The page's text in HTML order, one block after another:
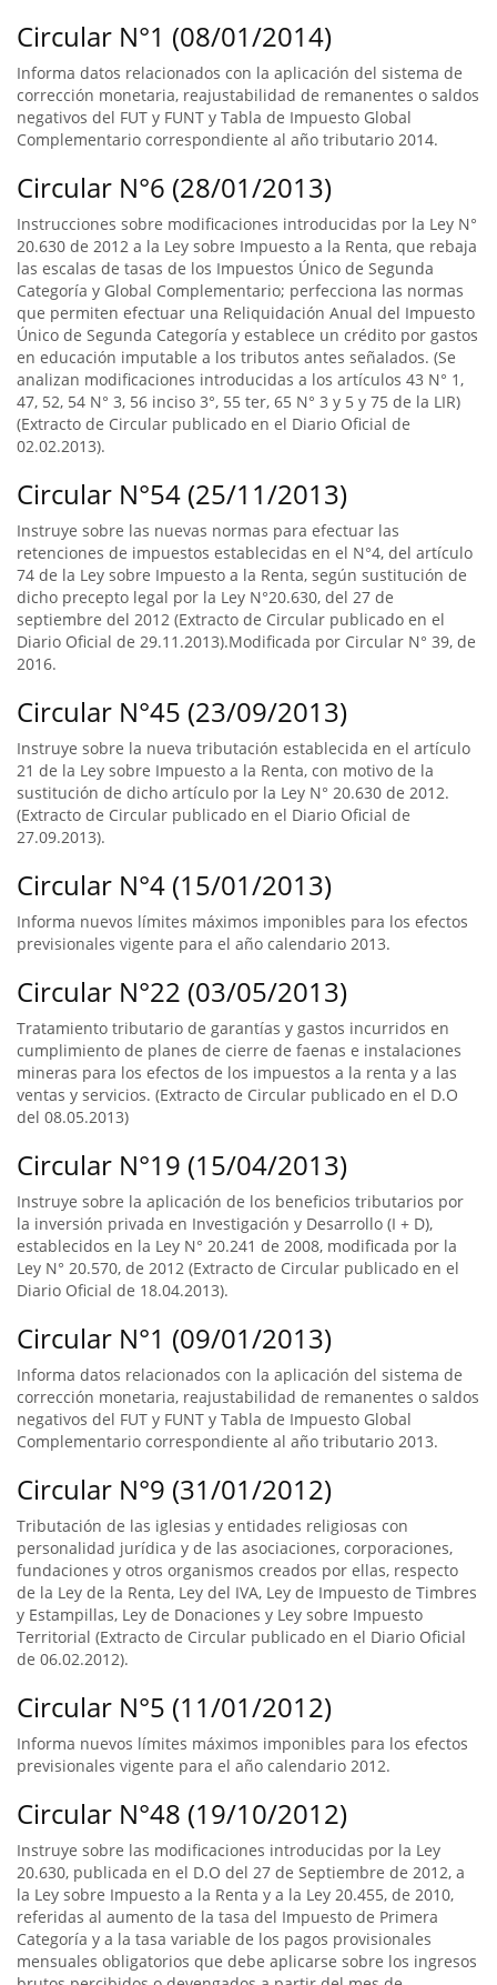
Circular N°1 (08/01/2014)
Informa datos relacionados con la aplicación del sistema de
corrección monetaria, reajustabilidad de remanentes o saldos
negativos del FUT y FUNT y Tabla de Impuesto Global
Complementario correspondiente al año tributario 2014.
Circular N°6 (28/01/2013)
Instrucciones sobre modificaciones introducidas por la Ley N°
20.630 de 2012 a la Ley sobre Impuesto a la Renta, que rebaja
las escalas de tasas de los Impuestos Único de Segunda
Categoría y Global Complementario; perfecciona las normas
que permiten efectuar una Reliquidación Anual del Impuesto
Único de Segunda Categoría y establece un crédito por gastos
en educación imputable a los tributos antes señalados. (Se
analizan modificaciones introducidas a los artículos 43 N° 1,
47, 52, 54 N° 3, 56 inciso 3°, 55 ter, 65 N° 3 y 5 y 75 de la LIR)
(Extracto de Circular publicado en el Diario Oficial de
02.02.2013).
Circular N°54 (25/11/2013)
Instruye sobre las nuevas normas para efectuar las
retenciones de impuestos establecidas en el N°4, del artículo
74 de la Ley sobre Impuesto a la Renta, según sustitución de
dicho precepto legal por la Ley N°20.630, del 27 de
septiembre del 2012 (Extracto de Circular publicado en el
Diario Oficial de 29.11.2013).Modificada por Circular N° 39, de
2016.
Circular N°45 (23/09/2013)
Instruye sobre la nueva tributación establecida en el artículo
21 de la Ley sobre Impuesto a la Renta, con motivo de la
sustitución de dicho artículo por la Ley N° 20.630 de 2012.
(Extracto de Circular publicado en el Diario Oficial de
27.09.2013).
Circular N°4 (15/01/2013)
Informa nuevos límites máximos imponibles para los efectos
previsionales vigente para el año calendario 2013.
Circular N°22 (03/05/2013)
Tratamiento tributario de garantías y gastos incurridos en
cumplimiento de planes de cierre de faenas e instalaciones
mineras para los efectos de los impuestos a la renta y a las
ventas y servicios. (Extracto de Circular publicado en el D.O
del 08.05.2013)
Circular N°19 (15/04/2013)
Instruye sobre la aplicación de los beneficios tributarios por
la inversión privada en Investigación y Desarrollo (I + D),
establecidos en la Ley N° 20.241 de 2008, modificada por la
Ley N° 20.570, de 2012 (Extracto de Circular publicado en el
Diario Oficial de 18.04.2013).
Circular N°1 (09/01/2013)
Informa datos relacionados con la aplicación del sistema de
corrección monetaria, reajustabilidad de remanentes o saldos
negativos del FUT y FUNT y Tabla de Impuesto Global
Complementario correspondiente al año tributario 2013.
Circular N°9 (31/01/2012)
Tributación de las iglesias y entidades religiosas con
personalidad jurídica y de las asociaciones, corporaciones,
fundaciones y otros organismos creados por ellas, respecto
de la Ley de la Renta, Ley del IVA, Ley de Impuesto de Timbres
y Estampillas, Ley de Donaciones y Ley sobre Impuesto
Territorial (Extracto de Circular publicado en el Diario Oficial
de 06.02.2012).
Circular N°5 (11/01/2012)
Informa nuevos límites máximos imponibles para los efectos
previsionales vigente para el año calendario 2012.
Circular N°48 (19/10/2012)
Instruye sobre las modificaciones introducidas por la Ley
20.630, publicada en el D.O del 27 de Septiembre de 2012, a
la Ley sobre Impuesto a la Renta y a la Ley 20.455, de 2010,
referidas al aumento de la tasa del Impuesto de Primera
Categoría y a la tasa variable de los pagos provisionales
mensuales obligatorios que debe aplicarse sobre los ingresos